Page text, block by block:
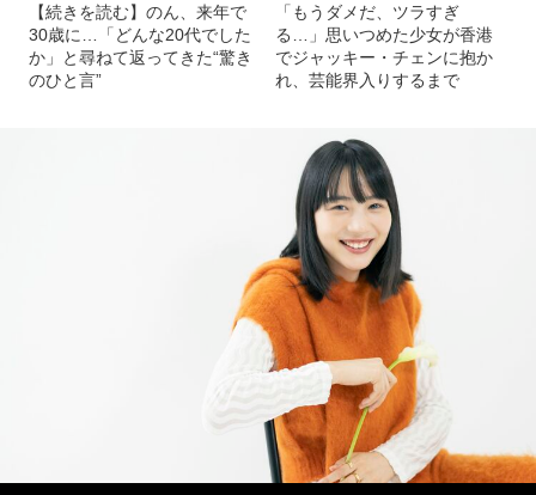
【続きを読む】のん、来年で
30歳に…「どんな20代でした
か」と尋ねて返ってきた“驚き
のひと言”
「もうダメだ、ツラすぎ
る…」思いつめた少女が香港
でジャッキー・チェンに抱か
れ、芸能界入りするまで